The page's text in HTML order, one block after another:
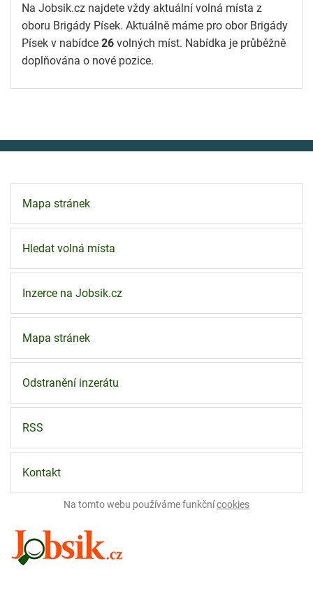
Na Jobsik.cz najdete vždy aktuální volná místa z
oboru Brigády Písek. Aktuálně máme pro obor Brigády
Písek v nabídce 26 volných míst. Nabídka je průběžně
doplňována o nové pozice.
Mapa stránek
Hledat volná místa
Inzerce na Jobsik.cz
Mapa stránek
Odstranění inzerátu
RSS
Kontakt
Na tomto webu používáme funkčnícookies